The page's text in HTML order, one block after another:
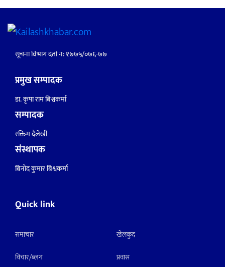
सूचना विभाग दर्ता नं: १७७५/०७६-७७
प्रमुख सम्पादक
डा. कृपा राम बिश्वकर्मा
सम्पादक
रक्तिम दैलेखी
संस्थापक
बिनोद कुमार बिश्वकर्मा
Quick link
समाचार
विचार/ब्लग
खेलकुद
प्रवास